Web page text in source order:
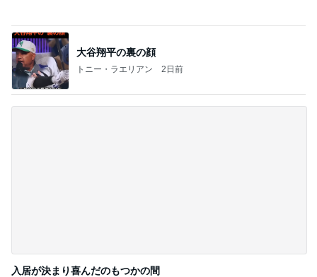
大谷翔平の裏の顔
トニー・ラエリアン 2日前
入居が決まり喜んだのもつかの間